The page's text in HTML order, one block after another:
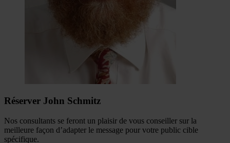
Réserver John Schmitz
Nos consultants se feront un plaisir de vous conseiller sur la
meilleure façon d’adapter le message pour votre public cible
spécifique.